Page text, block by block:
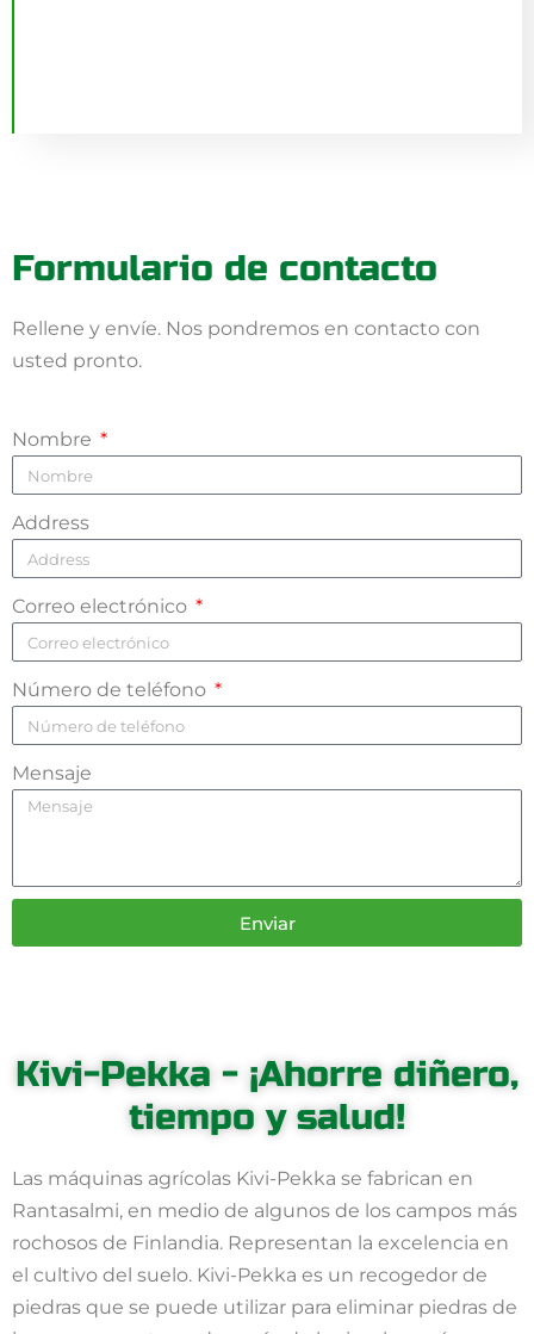
Formulario de contacto
Rellene y envíe. Nos pondremos en contacto con
usted pronto.
Nombre
Address
Correo electrónico
Número de teléfono
Mensaje
Enviar
Kivi-Pekka - ¡Ahorre diñero,
tiempo y salud!
Las máquinas agrícolas Kivi-Pekka se fabrican en
Rantasalmi, en medio de algunos de los campos más
rochosos de Finlandia. Representan la excelencia en
el cultivo del suelo. Kivi-Pekka es un recogedor de
piedras que se puede utilizar para eliminar piedras de